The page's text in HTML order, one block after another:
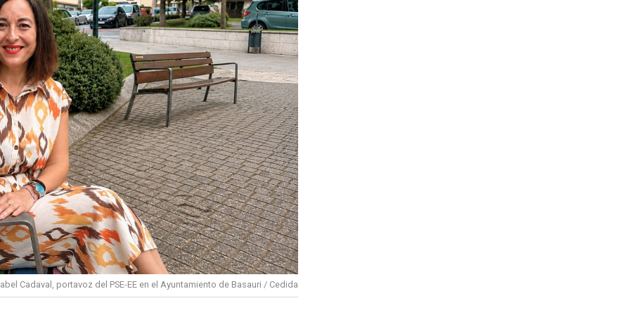
Cadaval, portavoz del PSE-EE en el Ayuntamiento de Basauri / Cedida